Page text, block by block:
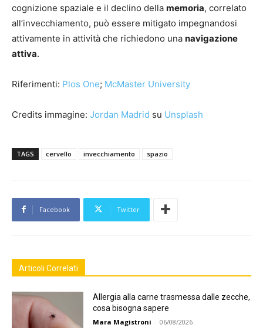
cognizione spaziale e il declino della memoria, correlato
all’invecchiamento, può essere mitigato impegnandosi
attivamente in attività che richiedono una navigazione
attiva.
Riferimenti: Plos One; McMaster University
Credits immagine: Jordan Madrid su Unsplash
TAGS cervello invecchiamento spazio
Facebook Twitter
Articoli Correlati
Allergia alla carne trasmessa dalle zecche,
cosa bisogna sapere
Mara Magistroni - 06/08/2026